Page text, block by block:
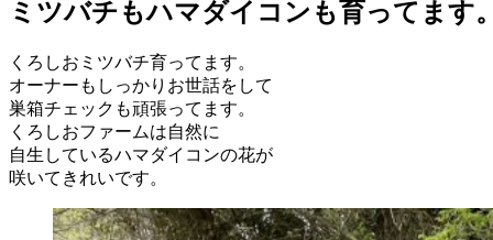
日:
ミツバチもハマダイコンも育ってます
くろしおミツバチ育ってます。
オーナーもしっかりお世話をして
巣箱チェックも頑張ってます。
くろしおファームは自然に
自生しているハマダイコンの花が
咲いてきれいです。